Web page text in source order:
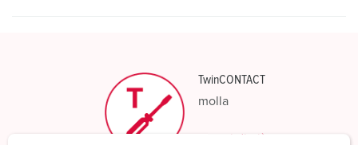
TwinCONTACT
molla
Scopri di più